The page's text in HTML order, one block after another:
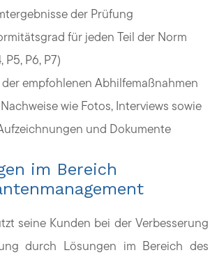
der Prüfung
für jeden Teil der Norm
P5, P6, P7)
empfohlenen Abhilfemaßnahmen
wie Fotos, Interviews sowie
und Dokumente
im Bereich
seine Kunden bei der Verbesserung
durch Lösungen im Bereich des